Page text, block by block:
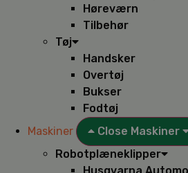
Høreværn
Tilbehør
Tøj
Handsker
Overtøj
Bukser
Fodtøj
Maskiner
Close Maskiner
Robotplæneklipper